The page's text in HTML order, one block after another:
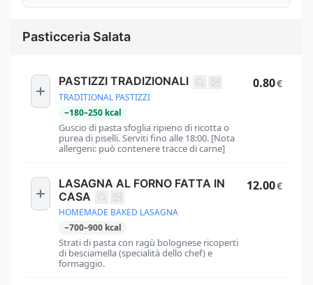
Pasticceria Salata
PASTIZZI TRADIZIONALI
TRADITIONAL PASTIZZI
~180–250 kcal
Guscio di pasta sfoglia ripieno di ricotta o
purea di piselli. Serviti fino alle 18:00. [Nota
allergeni: può contenere tracce di carne]
0.80€
LASAGNA AL FORNO FATTA IN
CASA
HOMEMADE BAKED LASAGNA
~700–900 kcal
Strati di pasta con ragù bolognese ricoperti
di besciamella (specialità dello chef) e
formaggio.
12.00€